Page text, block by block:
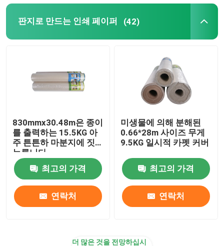
착색된 페이퍼 롤
검사 라이너 논문
석고 석고 분말
일시적 바닥 보호
판지로 만드는 인쇄 페이퍼 (42)
830mmx30.48m은 종이
를 출력하는 15.5KG 아
주 튼튼하 마분지에 짓
누릅니다
최고의 가격
연락처
미생물에 의해 분해된
0.66*28m 사이즈 무게
9.5KG 일시적 카펫 커버
최고의 가격
연락처
더 많은 것을 전망하십시